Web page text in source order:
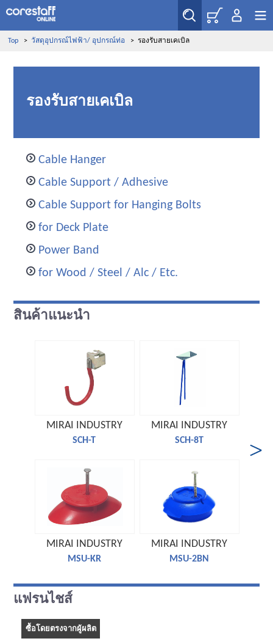
Top > วัสดุอุปกรณ์ไฟฟ้า/ อุปกรณ์ท่อ> รองรับสายเคเบิล
รองรับสายเคเบิล
Cable Hanger
Cable Support / Adhesive
Cable Support for Hanging Bolts
for Deck Plate
Power Band
for Wood / Steel / Alc / Etc.
สินค้าแนะนำ
MIRAI INDUSTRY
SCH-T
MIRAI INDUSTRY
MSU-KR
MIRAI INDUSTRY
SCH-8T
MIRAI INDUSTRY
MSU-2BN
แฟรนไชส์
ซื้อโดยตรงจากผู้ผลิต